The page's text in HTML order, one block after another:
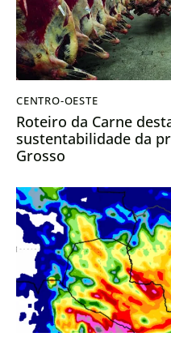
CENTRO-OESTE
Roteiro da Carne
sustentabilidade da
Grosso